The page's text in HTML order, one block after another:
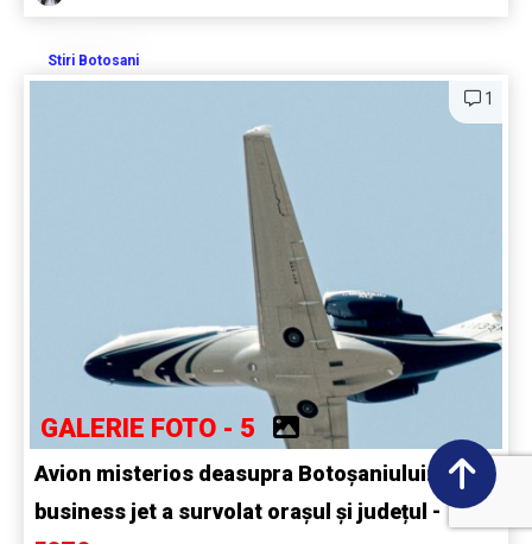
Stiri Botosani
1
GALERIE FOTO - 5
Avion misterios deasupra Botoșaniului: Un
business jet a survolat orașul și județul -